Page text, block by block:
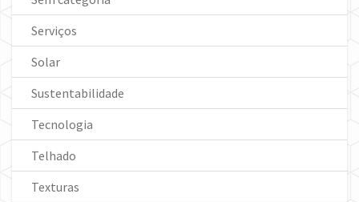
Serviços
Solar
Sustentabilidade
Tecnologia
Telhado
Texturas